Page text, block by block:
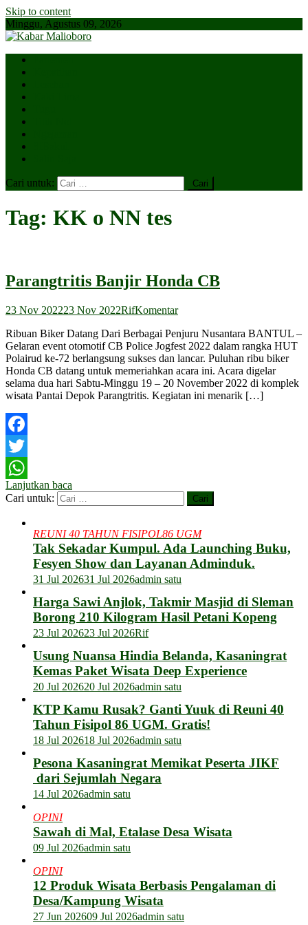
Skip to content
Minggu, Agustus 09, 2026
Cari untuk:
Tag: KK o NN tes
Parangtritis Banjir Honda CB
23 Nov 202223 Nov 2022RifKomentar
Ribuan Biker Datang Dari Berbagai Penjuru Nusantara BANTUL –
Gelaran event otomotif CB Police Jogfest 2022 dalam rangka HUT
Polairud ke-72 berlangsung sukses dan lancar. Puluhan ribu biker
Honda CB datang untuk memeriahkan acara ini. Acara digelar
selama dua hari Sabtu-Minggu 19 – 20 November 2022 di komplek
wisata Pantai Depok Parangtritis. Kegiatan ini menarik […]
Facebook
Twitter
WhatsApp
Lanjutkan baca
Cari untuk:
REUNI 40 TAHUN FISIPOL86 UGM
Tak Sekadar Kumpul. Ada Launching Buku,
Fesyen Show dan Layanan Adminduk.
31 Jul 202631 Jul 2026admin satu
Harga Sawi Anjlok, Takmir Masjid di Sleman
Borong 210 Kilogram Hasil Petani Kopeng
23 Jul 202623 Jul 2026Rif
Usung Nuansa Hindia Belanda, Kasaningrat
Kemas Paket Wisata Deep Experience
20 Jul 202620 Jul 2026admin satu
KTP Kamu Rusak? Ganti Yuuk di Reuni 40
Tahun Fisipol 86 UGM. Gratis!
18 Jul 202618 Jul 2026admin satu
Pesona Kasaningrat Memikat Peserta JIKF
dari Sejumlah Negara
14 Jul 2026admin satu
OPINI
Sawah di Mal, Etalase Desa Wisata
09 Jul 2026admin satu
OPINI
12 Produk Wisata Berbasis Pengalaman di
Desa/Kampung Wisata
27 Jun 202609 Jul 2026admin satu